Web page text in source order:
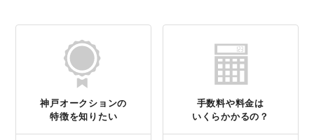
神戸オークションの
特徴を知りたい
手数料や料金は
いくらかかるの？